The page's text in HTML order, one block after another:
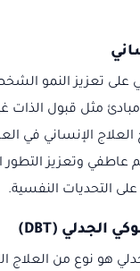
على تعزيز النمو
مبادئ مثل قبول الذات
الإنساني في
عاطفي وتعزيز
التحديات النفسية.
الجدلي (DBT)
هو نوع من العلاج